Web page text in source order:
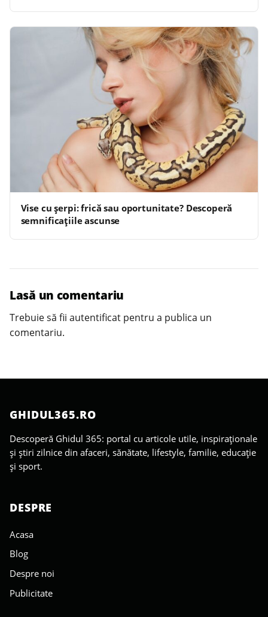
Vise cu șerpi: frică sau oportunitate? Descoperă
semnificațiile ascunse
Lasă un comentariu
Trebuie să fii autentificat pentru a publica un
comentariu.
GHIDUL365.RO
Descoperă Ghidul 365: portal cu articole utile, inspiraționale
și știri zilnice din afaceri, sănătate, lifestyle, familie, educație
și sport.
DESPRE
Acasa
Blog
Despre noi
Publicitate